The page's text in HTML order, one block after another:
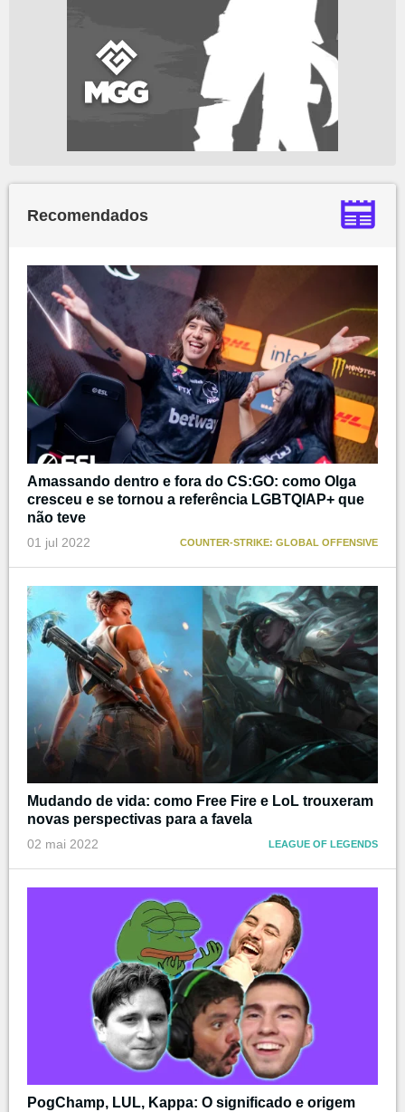
Recomendados
Amassando dentro e fora do CS:GO: como Olga
cresceu e se tornou a referência LGBTQIAP+ que
não teve
01 jul 2022 COUNTER-STRIKE: GLOBAL OFFENSIVE
Mudando de vida: como Free Fire e LoL trouxeram
novas perspectivas para a favela
02 mai 2022 LEAGUE OF LEGENDS
PogChamp, LUL, Kappa: O significado e origem